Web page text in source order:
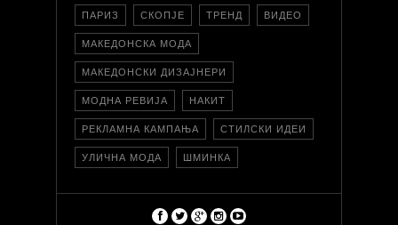
ПАРИЗ СКОПЈЕ ТРЕНД ВИДЕО
МАКЕДОНСКА МОДА
МАКЕДОНСКИ ДИЗАЈНЕРИ
МОДНА РЕВИЈА НАКИТ
РЕКЛАМНА КАМПАЊА СТИЛСКИ ИДЕИ
УЛИЧНА МОДА ШМИНКА